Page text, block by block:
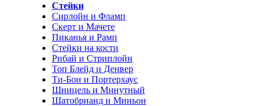
Стейки
Сирлойн и Фламп
Скерт и Мачете
Пиканья и Рамп
Стейки на кости
Рибай и Стриплойн
Топ Блейд и Денвер
Ти-Бон и Портерхаус
Шницель и Минутный
Шатобрианд и Миньон